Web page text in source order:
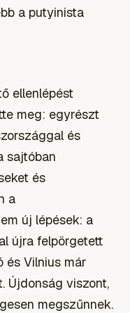
a putyinista
ellenlépést
meg: egyrészt
és
sajtóban
és
a
új lépések: a
újra felpörgetett
és Vilnius már
Újdonság viszont,
megszűnnek.